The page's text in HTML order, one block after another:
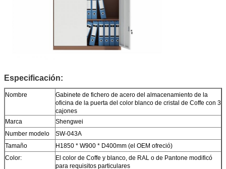
Especificación:
Nombre
Gabinete de fichero de acero del almacenamiento de la
oficina de la puerta del color blanco de cristal de Coffe con 3
cajones
Marca
Shengwei
Number modelo
SW-043A
Tamaño
H1850 * W900 * D400mm (el OEM ofreció)
Color:
El color de Coffe y blanco, de RAL o de Pantone modificó
para requisitos particulares